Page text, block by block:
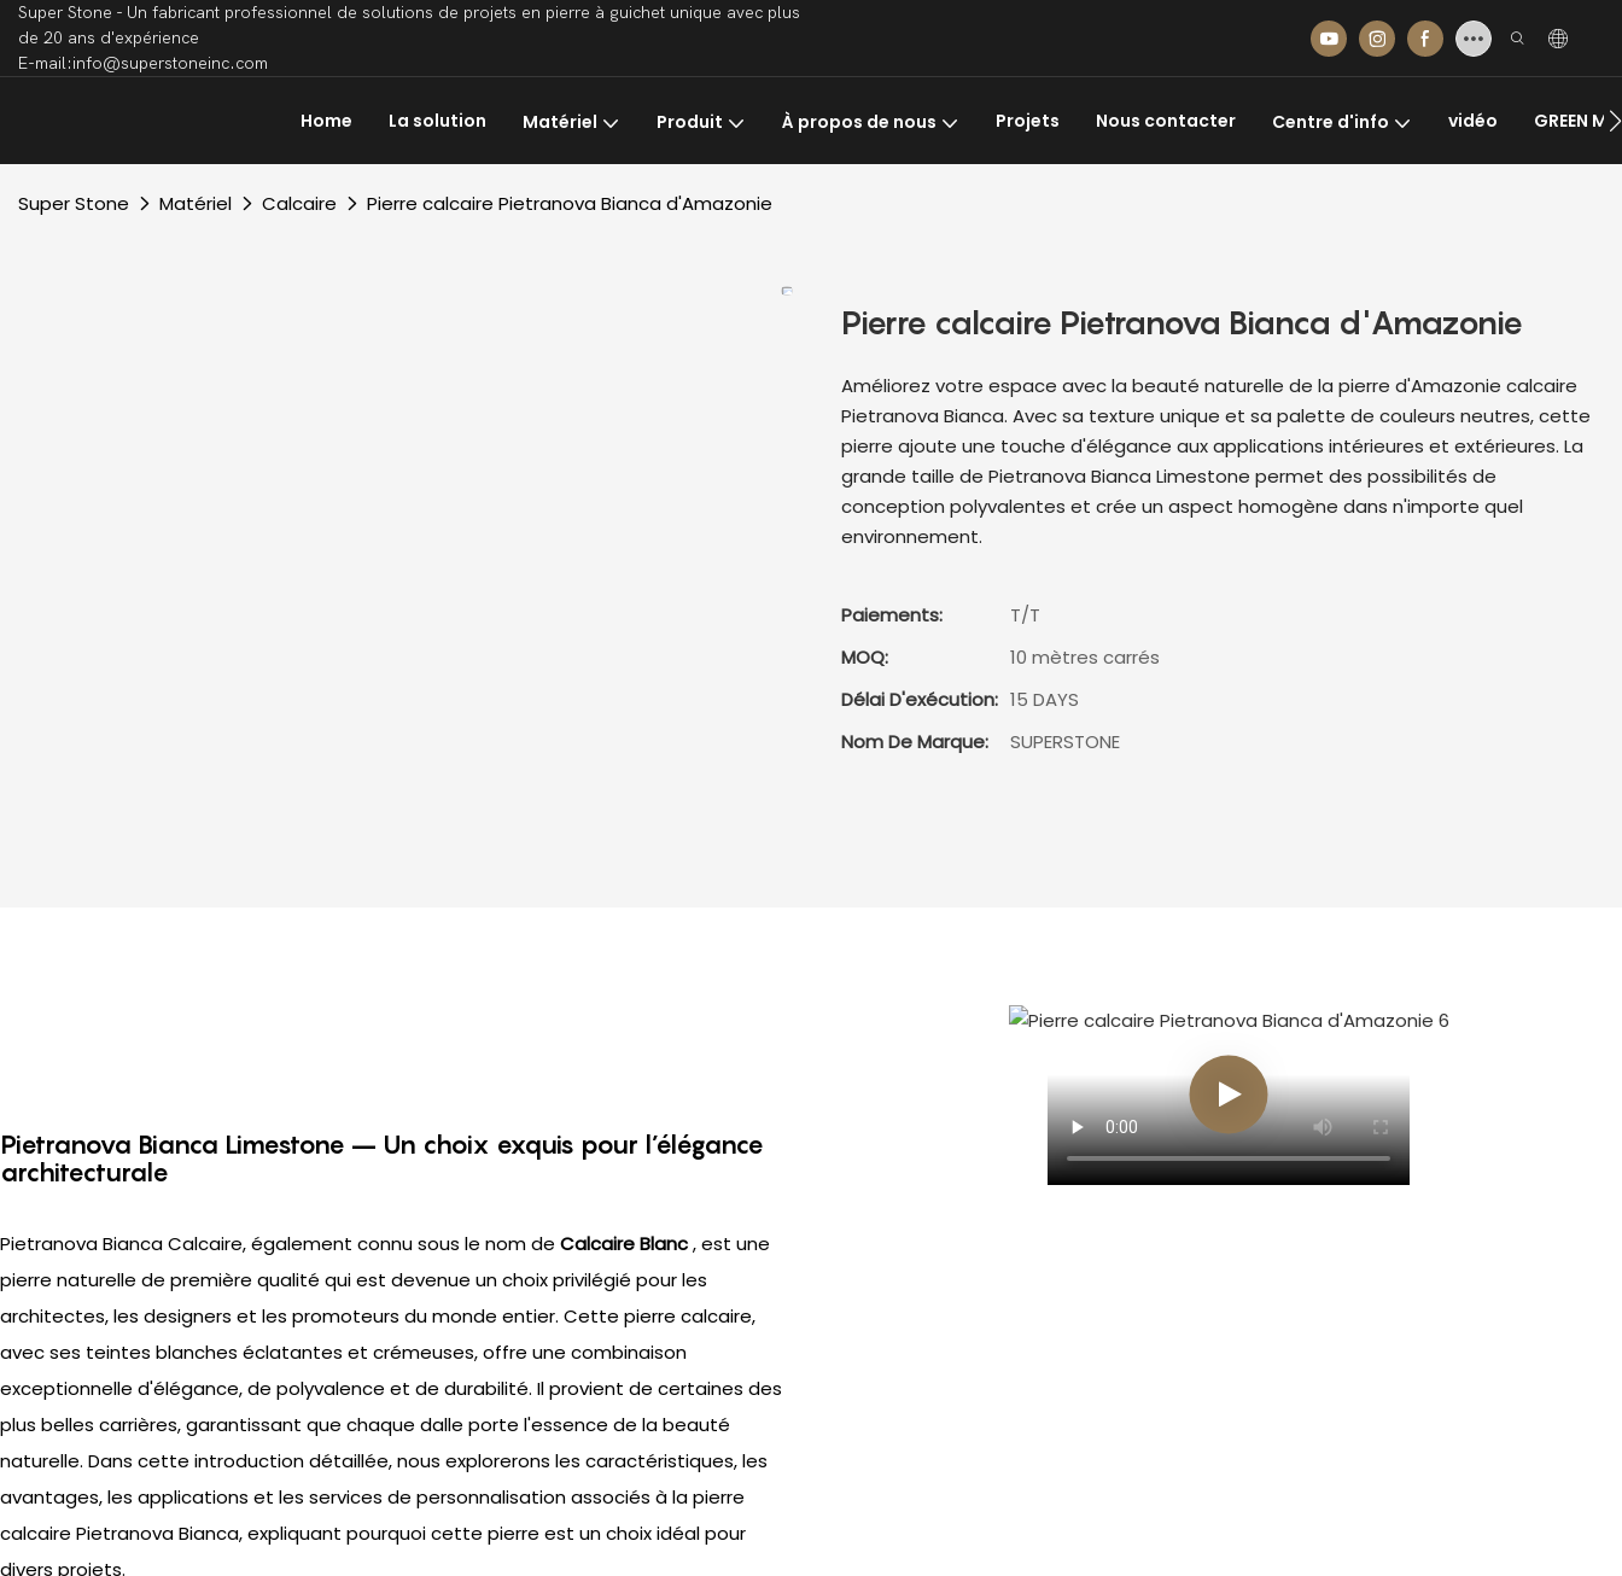
Super Stone - Un fabricant professionnel de solutions de projets en pierre à guichet unique avec plus
de 20 ans d'expérience
E-mail:info@superstoneinc.com
Home La solution Matériel Produit À propos de nous Projets Nous contacter Centre d'info vidéo GREEN
Super Stone Matériel Calcaire Pierre calcaire Pietranova Bianca d'Amazonie
Pierre calcaire Pietranova Bianca d'Amazonie
Améliorez votre espace avec la beauté naturelle de la pierre d'Amazonie calcaire
Pietranova Bianca. Avec sa texture unique et sa palette de couleurs neutres, cette
pierre ajoute une touche d'élégance aux applications intérieures et extérieures. La
grande taille de Pietranova Bianca Limestone permet des possibilités de
conception polyvalentes et crée un aspect homogène dans n'importe quel
environnement.
Paiements:
T/T
MOQ:
10 mètres carrés
Délai D'exécution: 15 DAYS
Nom De Marque:
SUPERSTONE
Pietranova Bianca Limestone – Un choix exquis pour l’élégance
architecturale
Pietranova Bianca Calcaire, également connu sous le nom de Calcaire Blanc, est une
pierre naturelle de première qualité qui est devenue un choix privilégié pour les
architectes, les designers et les promoteurs du monde entier. Cette pierre calcaire,
avec ses teintes blanches éclatantes et crémeuses, offre une combinaison
exceptionnelle d'élégance, de polyvalence et de durabilité. Il provient de certaines des
plus belles carrières, garantissant que chaque dalle porte l'essence de la beauté
naturelle. Dans cette introduction détaillée, nous explorerons les caractéristiques, les
avantages, les applications et les services de personnalisation associés à la pierre
calcaire Pietranova Bianca, expliquant pourquoi cette pierre est un choix idéal pour
divers projets.